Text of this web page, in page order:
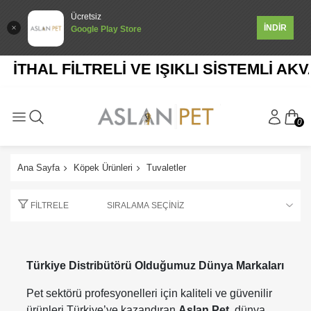
Ücretsiz
Google Play Store
İNDİR
İTHAL FİLTRELİ VE IŞIKLI SİSTEMLİ
0
Ana Sayfa Köpek Ürünleri Tuvaletler
FILTRELE
Türkiye Distribütörü Olduğumuz Dünya Markaları
Pet sektörü profesyonelleri için kaliteli ve güvenilir